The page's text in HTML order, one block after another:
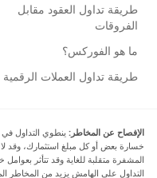
طريقة تداول العقود مقابل
الفروقات
ما هو الفوركس؟
طريقة تداول العملات الرقمية
الإفصاح عن المخاطر: ينطوي التداول
خسارة بعض أو كل مبلغ استثمارك، وقد
المشفرة متقلبة للغاية وقد تتأثر بعوامل
التداول على الهامش يزيد من المخاطر